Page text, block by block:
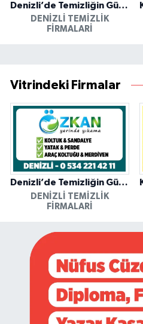
Denizli’de Temizliğin Güvenilir Adresi: Özkan Yerinde Yıkama
DENIZLI TEMIZLIK
FIRMALARI
Vitrindeki Firmalar
Denizli’de Temizliğin Güvenilir Adresi: Özkan Yerinde Yıkama
DENIZLI TEMIZLIK
FIRMALARI